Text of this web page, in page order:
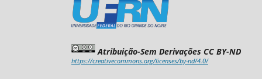
Atribuição-Sem Derivações CC BY-ND
https://creativecommons.org/licenses/by-nd/4.0/